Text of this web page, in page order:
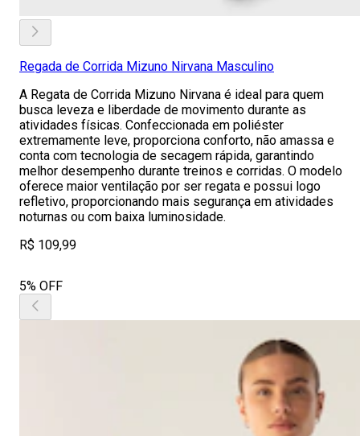
Regada de Corrida Mizuno Nirvana Masculino
A Regata de Corrida Mizuno Nirvana é ideal para quem
busca leveza e liberdade de movimento durante as
atividades físicas. Confeccionada em poliéster
extremamente leve, proporciona conforto, não amassa e
conta com tecnologia de secagem rápida, garantindo
melhor desempenho durante treinos e corridas. O modelo
oferece maior ventilação por ser regata e possui logo
refletivo, proporcionando mais segurança em atividades
noturnas ou com baixa luminosidade.
R$ 109,99
5% OFF